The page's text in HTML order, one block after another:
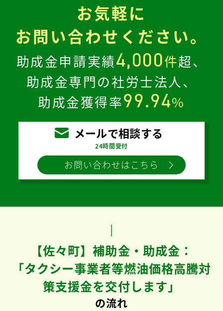
お気軽に
お問い合わせください。
助成金申請実績4,000件超、
助成金専門の社労士法人、
助成金獲得率99.94%
メールで相談する
24時間受付
お問い合わせはこちら
【佐々町】補助金・助成金：
「タクシー事業者等燃油価格高騰対
策支援金を交付します」
の流れ